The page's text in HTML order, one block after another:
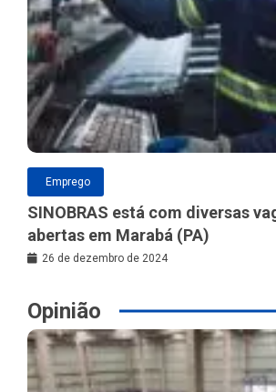
Emprego
SINOBRAS está com diversas
abertas em Marabá (PA)
26 de dezembro de 2024
Opinião